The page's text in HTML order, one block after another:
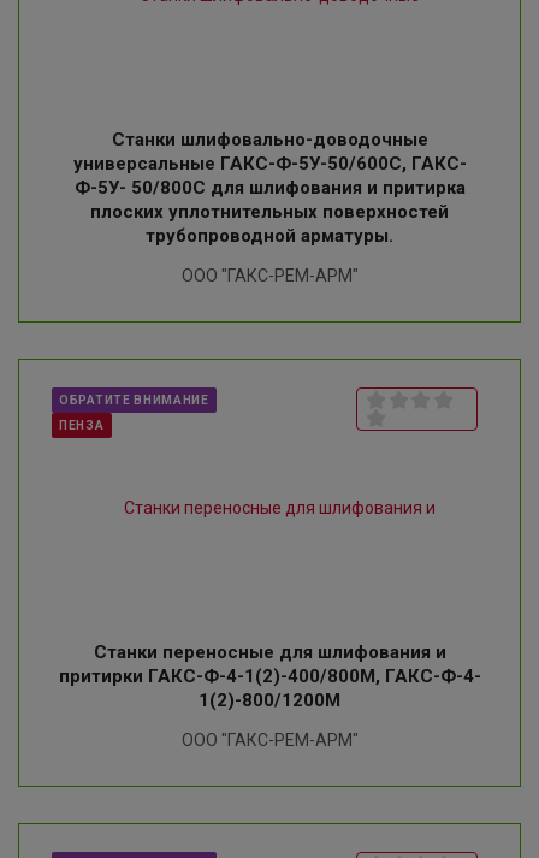
Станки шлифовально-доводочные
универсальные ГАКС-Ф-5У-50/600С, ГАКС-
Ф-5У- 50/800С для шлифования и притирка
плоских уплотнительных поверхностей
трубопроводной арматуры.
ООО "ГАКС-РЕМ-АРМ"
ОБРАТИТЕ ВНИМАНИЕ
ПЕНЗА
Станки переносные для шлифования и
притирки ГАКС-Ф-4-1(2)-400/800М, ГАКС-Ф-4-
1(2)-800/1200М
ООО "ГАКС-РЕМ-АРМ"